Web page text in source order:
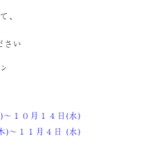
、
さい
１０月１４日(水)
)～１１月４日 (水)